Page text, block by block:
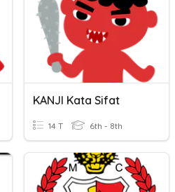
KANJI Kata Sifat
14 T 6th - 8th